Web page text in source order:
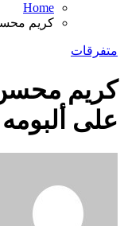
Home
كريم
متفرقات
كريم
على ألبومه